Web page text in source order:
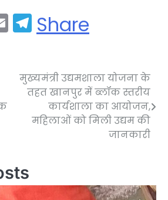
EmailTelegram
Share
मुख्यमंत्री उद्यमशाला योजना के
तहत खानपुर में ब्लॉक स्तरीय
कार्यशाला का आयोजन,
महिलाओं को मिली उद्यम की
जानकारी